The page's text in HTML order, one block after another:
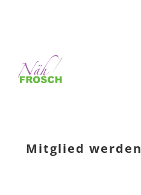
Mitglied werden